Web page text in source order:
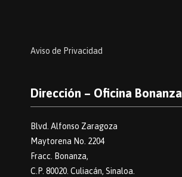
Aviso de Privacidad
Dirección – Oficina Bonanza
Blvd. Alfonso Zaragoza
Maytorena No. 2204
Fracc. Bonanza,
C.P. 80020. Culiacán, Sinaloa.